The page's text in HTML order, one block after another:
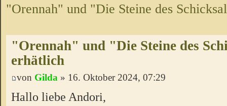
"Orennah" und "Die Steine des
"Orennah" und "Die Steine des
erhätlich
von Gilda » 16. Oktober 2024, 07:29
Hallo liebe Andori,